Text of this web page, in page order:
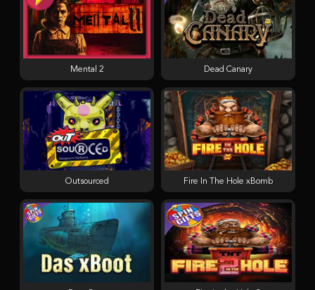
Mental 2
Outsourced Fire In The Hole xBomb
Dead Canary